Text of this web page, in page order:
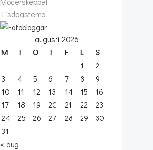
Tisdagstema
augusti 2026
M
T O T F L
S
1
2
3
4 5 6 7 8
9
10
11 12 13 14 15
16
17
18 19 20 21 22
23
24
25 26 27 28 29
30
31
« aug